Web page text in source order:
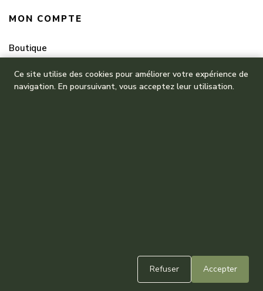
MON COMPTE
Boutique
Mes commandes
Ce site utilise des cookies pour améliorer votre expérience de
navigation. En poursuivant, vous acceptez leur utilisation.
Refuser Accepter